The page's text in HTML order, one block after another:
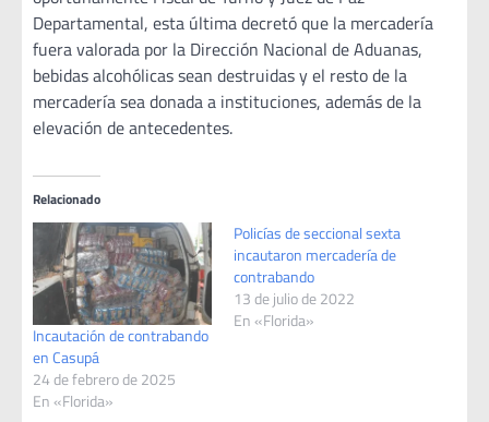
Departamental, esta última decretó que la mercadería
fuera valorada por la Dirección Nacional de Aduanas,
bebidas alcohólicas sean destruidas y el resto de la
mercadería sea donada a instituciones, además de la
elevación de antecedentes.
Relacionado
Incautación de contrabando
en Casupá
24 de febrero de 2025
En «Florida»
Policías de seccional sexta
incautaron mercadería de
contrabando
13 de julio de 2022
En «Florida»